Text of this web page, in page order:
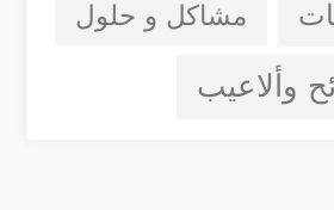
مشاكل و حلول
وألاعيب